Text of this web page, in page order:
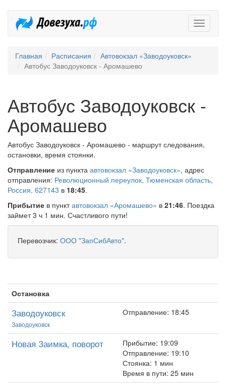
Главная Расписания
Автовокзал «Заводоуковск»
Автобус Заводоуковск - Аромашево
Автобус Заводоуковск -
Аромашево
Автобус Заводоуковск - Аромашево - маршрут следования,
остановки, время стоянки.
Отправление из пункта автовокзал «Заводоуковск», адрес
отправления: Революционный переулок, Тюменская область,
Россия, 627143 в 18:45.
Прибытие в пунктавтовокзал «Аромашево» в 21:46. Поездка
займет 3 ч 1 мин. Счастливого пути!
Перевозчик: ООО "ЗапСибАвто".
Остановка
Заводоуковск
Заводоуковск
Отправление: 18:45
Новая Заимка, поворот
Прибытие: 19:09
Отправление: 19:10
Стоянка: 1 мин
Время в пути: 25 мин